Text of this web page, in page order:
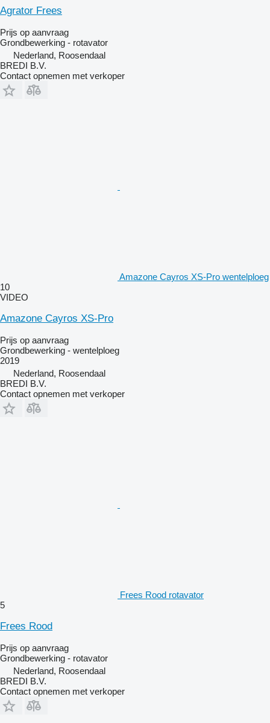
Agrator Frees
Prijs op aanvraag
Grondbewerking - rotavator
Nederland, Roosendaal
BREDI B.V.
Contact opnemen met verkoper
Amazone Cayros XS-Pro wentelploeg
10
VIDEO
Amazone Cayros XS-Pro
Prijs op aanvraag
Grondbewerking - wentelploeg
2019
Nederland, Roosendaal
BREDI B.V.
Contact opnemen met verkoper
Frees Rood rotavator
5
Frees Rood
Prijs op aanvraag
Grondbewerking - rotavator
Nederland, Roosendaal
BREDI B.V.
Contact opnemen met verkoper